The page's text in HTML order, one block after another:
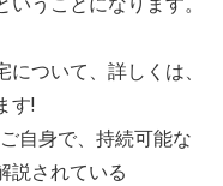
ついて、詳しくは、
す!
自身で、持続可能な
説されている